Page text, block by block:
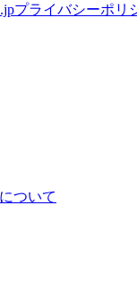
プライバシーポリ
ついて